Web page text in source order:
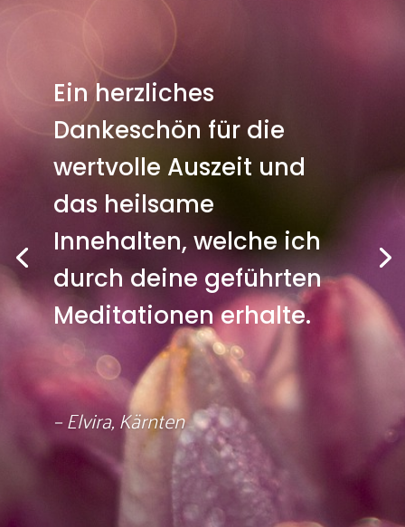
Ein herzliches
Dankeschön für die
wertvolle Auszeit und
das heilsame
Innehalten, welche ich
durch deine geführten
Meditationen erhalte.
– Elvira, Kärnten